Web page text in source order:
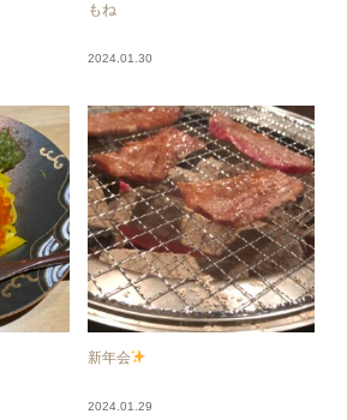
もね
2024.01.30
新年会
2024.01.29